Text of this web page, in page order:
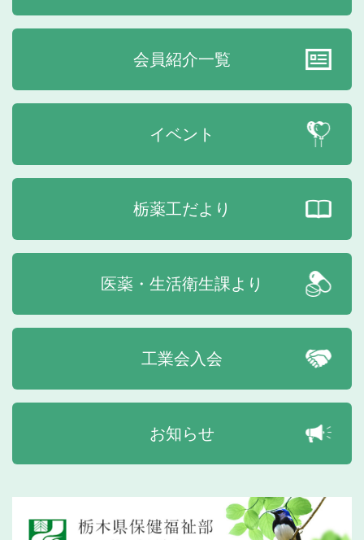
会員紹介一覧
イベント
栃薬工だより
医薬・生活衛生課より
工業会入会
お知らせ